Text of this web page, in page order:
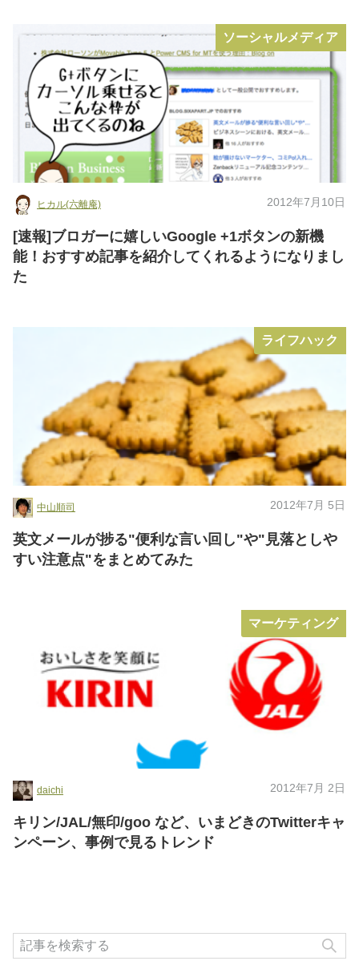
ソーシャルメディア
ヒカル(六離庵) 2012年7月10日
[速報]ブロガーに嬉しいGoogle +1ボタンの新機
能！おすすめ記事を紹介してくれるようになりまし
た
ライフハック
中山順司 2012年7月 5日
英文メールが捗る"便利な言い回し"や"見落としや
すい注意点"をまとめてみた
マーケティング
daichi 2012年7月 2日
キリン/JAL/無印/goo など、いまどきのTwitterキャ
ンペーン、事例で見るトレンド